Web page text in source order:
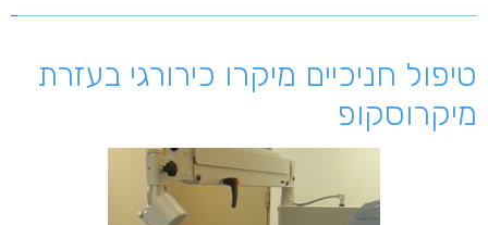
טיפול חניכיים מיקרו כירורגי בעזרת
מיקרוסקופ